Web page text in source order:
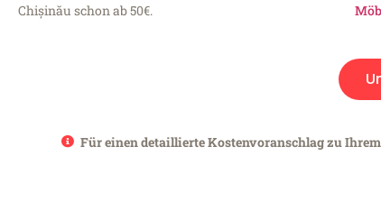
Chișinău schon ab 50€.
Für einen detaillierte Kostenvoranschlag zu